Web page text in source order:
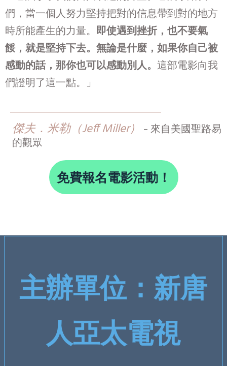
們，當一個人努力堅持把對的信息帶到對的地方
時所能產生的力量。 即使遇到挫折，也不要氣
餒，就是堅持下去。無論是什麼，如果你自己被
感動的話，那你也可以感動別人。 這部電影向我
們證明了這一點。」
傑夫．米勒（Jeff Miller） - ​來自美國聖路易​
的觀眾
免費報名電影活動！
​主辦單位：新唐
人亞太電視